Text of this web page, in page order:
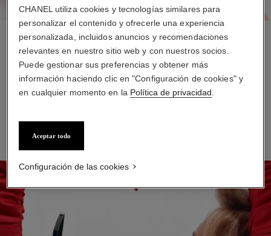
que sus pestañas parecerán más voluminosas y largas.
CHANEL utiliza cookies y tecnologías similares para
personalizar el contenido y ofrecerle una experiencia
personalizada, incluidos anuncios y recomendaciones
relevantes en nuestro sitio web y con nuestros socios.
Puede gestionar sus preferencias y obtener más
información haciendo clic en "Configuración de cookies" y
en cualquier momento en la Política de privacidad
Aceptar todo
Configuración de las cookies